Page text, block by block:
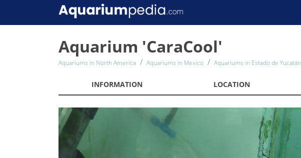
Aquarium 'CaraCool'
Aquariums in North America Aquariums in Mexico Aquariums in Estado de Yucatán
INFORMATION LOCATION